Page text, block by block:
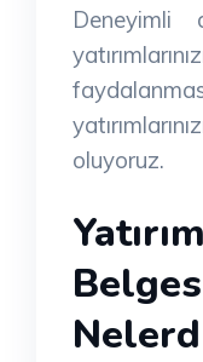
Deneyimli
oluyoruz.